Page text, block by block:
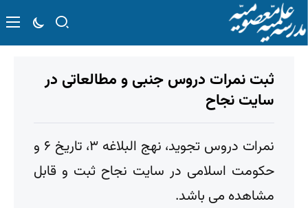
ثبت نمرات دروس جنبی و مطالعاتی در
سایت نجاح
نمرات دروس تجوید، نهج البلاغه ۳، تاریخ ۶ و
حکومت اسلامی در سایت نجاح ثبت و قابل
مشاهده می باشد.